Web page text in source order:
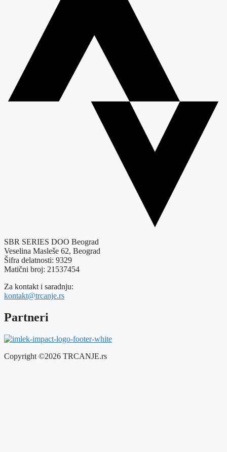
SBR SERIES DOO Beograd
Veselina Masleše 62, Beograd
Šifra delatnosti: 9329
Matični broj: 21537454
Za kontakt i saradnju:
kontakt@trcanje.rs
Partneri
Copyright ©2026 TRCANJE.rs